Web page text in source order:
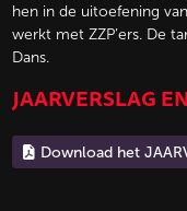
hen in de uitoefening
werkt met ZZP’ers. De
Dans.
JAARVERSLAG
Download het